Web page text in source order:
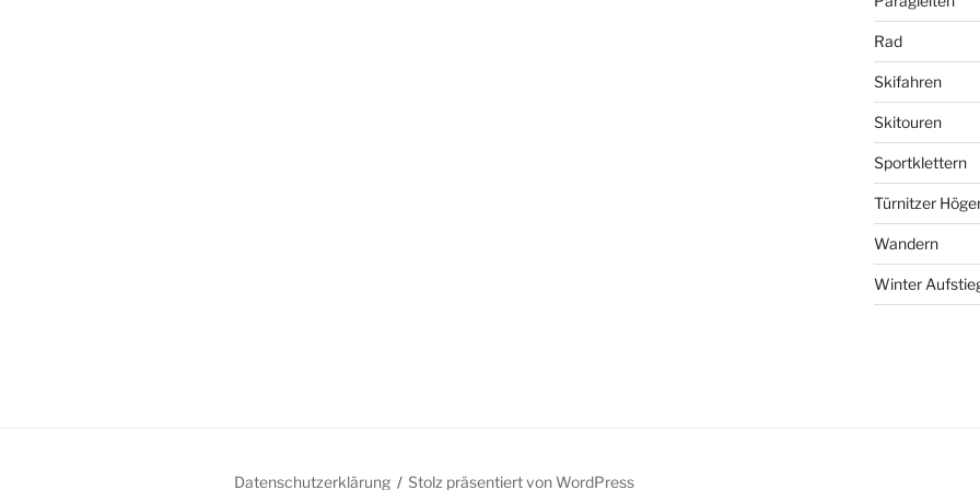
Rad
Skifahren
Skitouren
Sportklettern
Türnitzer
Wandern
Winter
Datenschutzerklärung Stolz präsentiert von WordPress